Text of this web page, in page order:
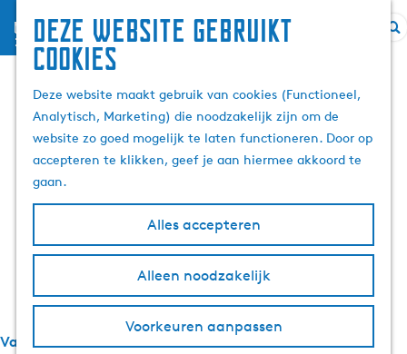
Deze website gebruikt
cookies
Deze website maakt gebruik van cookies (Functioneel,
Analytisch, Marketing) die noodzakelijk zijn om de
website zo goed mogelijk te laten functioneren. Door op
accepteren te klikken, geef je aan hiermee akkoord te
gaan.
Alles accepteren
Alleen noodzakelijk
Voorkeuren aanpassen
menu
G
a
n
a
a
r
e
o
p
Kick-off WaddenVisie:
Samenwerken aan
duurzaamheid in het
Waddengebied
4 november 2024 | | |
Vandaag werd het WaddenVisie project officieel